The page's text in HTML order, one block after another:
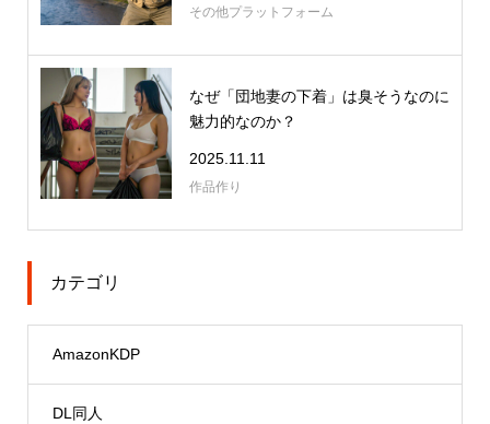
その他プラットフォーム
なぜ「団地妻の下着」は臭そうなのに
魅力的なのか？
2025.11.11
作品作り
カテゴリ
AmazonKDP
DL同人